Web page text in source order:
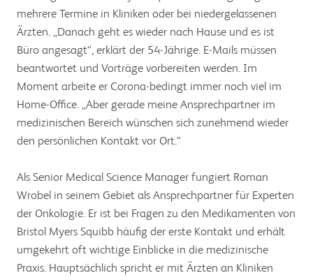
mehrere Termine in Kliniken oder bei niedergelassenen
Ärzten. „Danach geht es wieder nach Hause und es ist
Büro angesagt“, erklärt der 54-Jährige. E-Mails müssen
beantwortet und Vorträge vorbereiten werden. Im
Moment arbeite er Corona-bedingt immer noch viel im
Home-Office. „Aber gerade meine Ansprechpartner im
medizinischen Bereich wünschen sich zunehmend wieder
den persönlichen Kontakt vor Ort.“
Als Senior Medical Science Manager fungiert Roman
Wrobel in seinem Gebiet als Ansprechpartner für Experten
der Onkologie. Er ist bei Fragen zu den Medikamenten von
Bristol Myers Squibb häufig der erste Kontakt und erhält
umgekehrt oft wichtige Einblicke in die medizinische
Praxis. Hauptsächlich spricht er mit Ärzten an Kliniken